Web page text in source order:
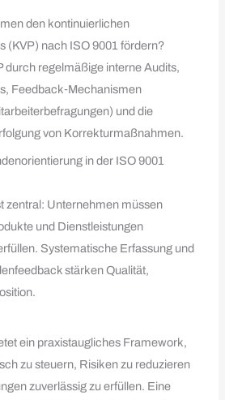
den kontinuierlichen
(KVP) nach ISO 9001 fördern?
durch regelmäßige interne Audits,
Feedback‑Mechanismen
und die
von Korrekturmaßnahmen.
in der ISO 9001
zentral: Unternehmen müssen
und Dienstleistungen
Systematische Erfassung und
stärken Qualität,
ein praxistaugliches Framework,
zu steuern, Risiken zu reduzieren
zuverlässig zu erfüllen. Eine